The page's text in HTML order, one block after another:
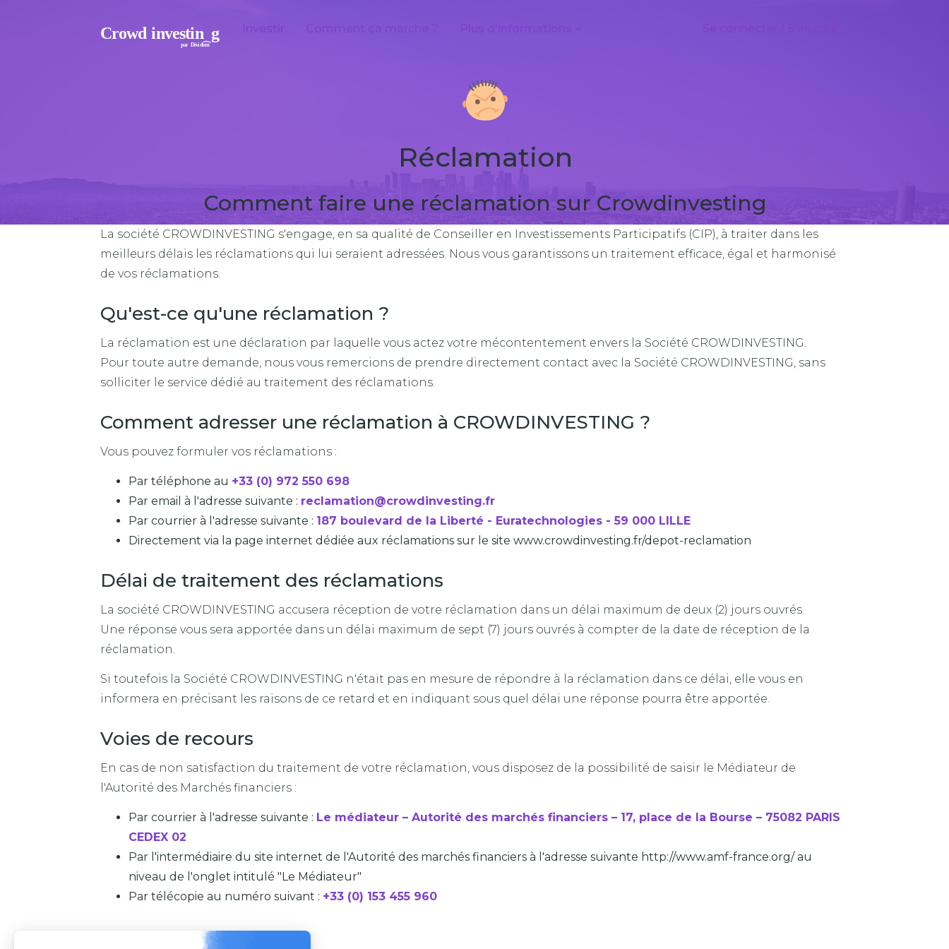
Crowd investin g
par Dividom
Réclamation
Comment faire une réclamation sur Crowdinvesting
La société CROWDINVESTING s'engage, en sa qualité de Conseiller en Investissements Participatifs (CIP), à traiter dans les
meilleurs délais les réclamations qui lui seraient adressées. Nous vous garantissons un traitement efficace, égal et harmonisé
de vos réclamations.
Qu'est-ce qu'une réclamation ?
La réclamation est une déclaration par laquelle vous actez votre mécontentement envers la Société CROWDINVESTING.
Pour toute autre demande, nous vous remercions de prendre directement contact avec la Société CROWDINVESTING, sans
solliciter le service dédié au traitement des réclamations.
Comment adresser une réclamation à CROWDINVESTING ?
Vous pouvez formuler vos réclamations :
Par téléphone au +33 (0) 972 550 698
Par email à l'adresse suivante : reclamation@crowdinvesting.fr
Par courrier à l'adresse suivante : 187 boulevard de la Liberté - Euratechnologies - 59 000 LILLE
Directement via la page internet dédiée aux réclamations sur le site www.crowdinvesting.fr/depot-reclamation
Délai de traitement des réclamations
La société CROWDINVESTING accusera réception de votre réclamation dans un délai maximum de deux (2) jours ouvrés.
Une réponse vous sera apportée dans un délai maximum de sept (7) jours ouvrés à compter de la date de réception de la
réclamation.
Si toutefois la Société CROWDINVESTING n'était pas en mesure de répondre à la réclamation dans ce délai, elle vous en
informera en précisant les raisons de ce retard et en indiquant sous quel délai une réponse pourra être apportée.
Voies de recours
En cas de non satisfaction du traitement de votre réclamation, vous disposez de la possibilité de saisir le Médiateur de
l'Autorité des Marchés financiers :
Par courrier à l'adresse suivante : Le médiateur – Autorité des marchés financiers – 17, place de la Bourse – 75082 PARIS
CEDEX 02
Par l'intermédiaire du site internet de l'Autorité des marchés financiers à l'adresse suivante http://www.amf-france.org/ au
niveau de l'onglet intitulé "Le Médiateur"
Par télécopie au numéro suivant : +33 (0) 153 455 960